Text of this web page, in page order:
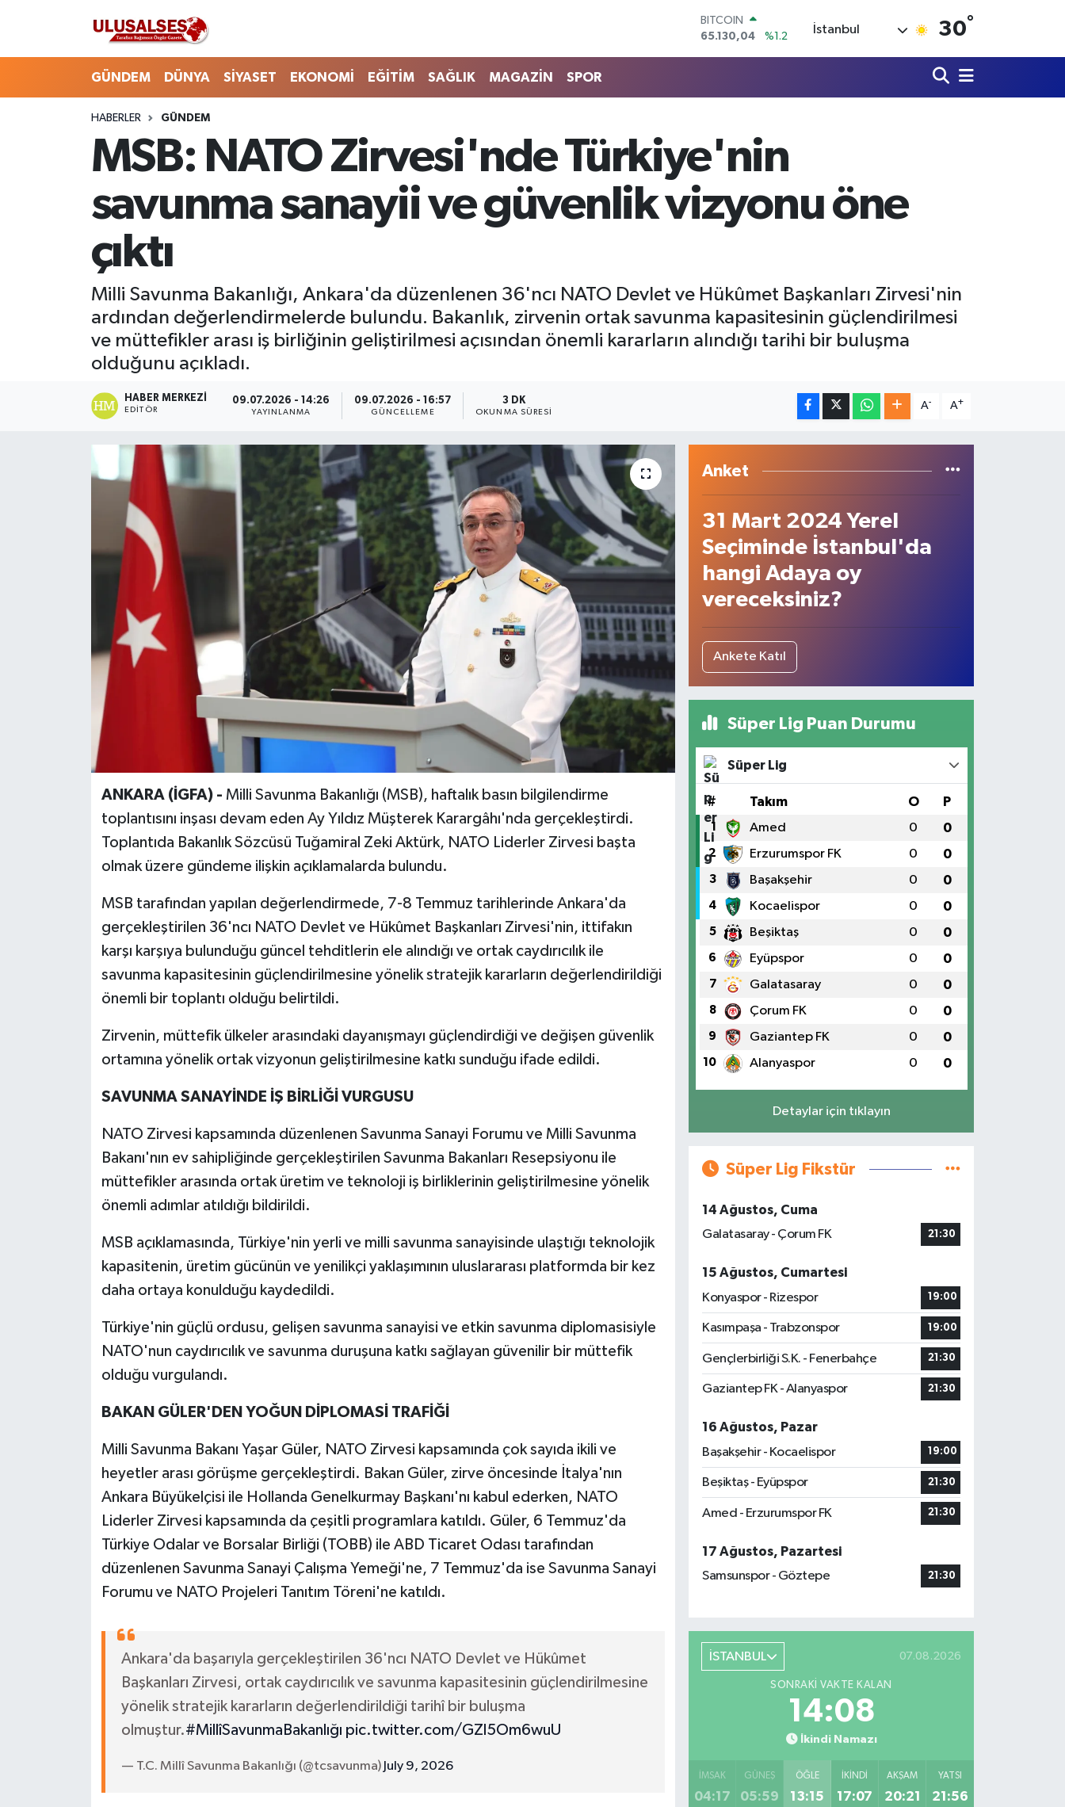
DOLAR
47,7106
%0.17
64,4046
%0.35
BİST100
13.773
65.130,04
%1.2
İstanbul 30°
GÜNDEM DÜNYA SİYASET EKONOMİ EĞİTİM SAĞLIK MAGAZİN SPOR
HABERLER GÜNDEM
MSB: NATO Zirvesi'nde Türkiye'nin
savunma sanayii ve güvenlik vizyonu öne
çıktı
Milli Savunma Bakanlığı, Ankara'da düzenlenen 36'ncı NATO Devlet ve Hükûmet Başkanları Zirvesi'nin
ardından değerlendirmelerde bulundu. Bakanlık, zirvenin ortak savunma kapasitesinin güçlendirilmesi
ve müttefikler arası iş birliğinin geliştirilmesi açısından önemli kararların alındığı tarihi bir buluşma
olduğunu açıkladı.
HABER MERKEZI
EDITÖR
09.07.2026 - 14:26
YAYINLANMA
09.07.2026 - 16:57
GÜNCELLEME
3 DK
OKUNMA SÜRESI
A- A+
ANKARA (İGFA) - Milli Savunma Bakanlığı (MSB), haftalık basın bilgilendirme
toplantısını inşası devam eden Ay Yıldız Müşterek Karargâhı'nda gerçekleştirdi.
Toplantıda Bakanlık Sözcüsü Tuğamiral Zeki Aktürk, NATO Liderler Zirvesi başta
olmak üzere gündeme ilişkin açıklamalarda bulundu.
MSB tarafından yapılan değerlendirmede, 7-8 Temmuz tarihlerinde Ankara'da
gerçekleştirilen 36'ncı NATO Devlet ve Hükûmet Başkanları Zirvesi'nin, ittifakın
karşı karşıya bulunduğu güncel tehditlerin ele alındığı ve ortak caydırıcılık ile
savunma kapasitesinin güçlendirilmesine yönelik stratejik kararların değerlendirildiği
önemli bir toplantı olduğu belirtildi.
Zirvenin, müttefik ülkeler arasındaki dayanışmayı güçlendirdiği ve değişen güvenlik
ortamına yönelik ortak vizyonun geliştirilmesine katkı sunduğu ifade edildi.
SAVUNMA SANAYİNDE İŞ BİRLİĞİ VURGUSU
NATO Zirvesi kapsamında düzenlenen Savunma Sanayi Forumu ve Milli Savunma
Bakanı'nın ev sahipliğinde gerçekleştirilen Savunma Bakanları Resepsiyonu ile
müttefikler arasında ortak üretim ve teknoloji iş birliklerinin geliştirilmesine yönelik
önemli adımlar atıldığı bildirildi.
MSB açıklamasında, Türkiye'nin yerli ve milli savunma sanayisinde ulaştığı teknolojik
kapasitenin, üretim gücünün ve yenilikçi yaklaşımının uluslararası platformda bir kez
daha ortaya konulduğu kaydedildi.
Türkiye'nin güçlü ordusu, gelişen savunma sanayisi ve etkin savunma diplomasisiyle
NATO'nun caydırıcılık ve savunma duruşuna katkı sağlayan güvenilir bir müttefik
olduğu vurgulandı.
BAKAN GÜLER'DEN YOĞUN DİPLOMASİ TRAFİĞİ
Milli Savunma Bakanı Yaşar Güler, NATO Zirvesi kapsamında çok sayıda ikili ve
heyetler arası görüşme gerçekleştirdi. Bakan Güler, zirve öncesinde İtalya'nın
Ankara Büyükelçisi ile Hollanda Genelkurmay Başkanı'nı kabul ederken, NATO
Liderler Zirvesi kapsamında da çeşitli programlara katıldı. Güler, 6 Temmuz'da
Türkiye Odalar ve Borsalar Birliği (TOBB) ile ABD Ticaret Odası tarafından
düzenlenen Savunma Sanayi Çalışma Yemeği'ne, 7 Temmuz'da ise Savunma Sanayi
Forumu ve NATO Projeleri Tanıtım Töreni'ne katıldı.
Ankara'da başarıyla gerçekleştirilen 36'ncı NATO Devlet ve Hükûmet
Başkanları Zirvesi, ortak caydırıcılık ve savunma kapasitesinin güçlendirilmesine
yönelik stratejik kararların değerlendirildiği tarihî bir buluşma
olmuştur.#MillîSavunmaBakanlığı pic.twitter.com/GZl5Om6wuU
— T.C. Millî Savunma Bakanlığı (@tcsavunma) July 9, 2026
Anket
31 Mart 2024 Yerel
Seçiminde İstanbul'da
hangi Adaya oy
vereceksiniz?
Ankete Katıl
Süper Lig Puan Durumu
Süper Lig
# Takım O P
1 Amed 0 0
2 Erzurumspor FK 0 0
3 Başakşehir 0 0
4 Kocaelispor 0 0
5 Beşiktaş 0 0
6 Eyüpspor 0 0
7 Galatasaray 0 0
8 Çorum FK 0 0
9 Gaziantep FK 0 0
10 Alanyaspor 0 0
Detaylar için tıklayın
Süper Lig Fikstür
14 Ağustos, Cuma
Galatasaray - Çorum FK
21:30
15 Ağustos, Cumartesi
Konyaspor - Rizespor
19:00
Kasımpaşa - Trabzonspor 19:00
Gençlerbirliği S.K. - Fenerbahçe 21:30
Gaziantep FK - Alanyaspor 21:30
16 Ağustos, Pazar
Başakşehir - Kocaelispor
19:00
Beşiktaş - Eyüpspor 21:30
Amed - Erzurumspor FK 21:30
17 Ağustos, Pazartesi
Samsunspor - Göztepe
21:30
İSTANBUL 07.08.2026
SONRAKI VAKTE KALAN
14:07
İkindi Namazı
İMSAK
04:17
GÜNEŞ
05:59
ÖĞLE
13:15
İKINDI
17:07
AKŞAM
20:21
YATSI
21:56
GÜNDEM
DÜNYA
SİYASET
SAĞLIK
MAGAZİN
Hava Durumu
Trafik Durumu
Süper Lig Puan Durumu ve Fikstür
Son Dakika Haberleri
Haber Arşivi